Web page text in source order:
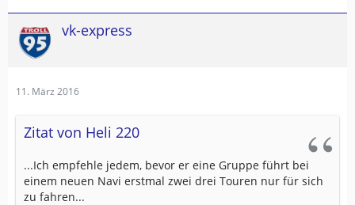
vk-express
11. März 2016
Zitat von Heli 220
...Ich empfehle jedem, bevor er eine Gruppe führt bei
einem neuen Navi erstmal zwei drei Touren nur für sich
zu fahren...